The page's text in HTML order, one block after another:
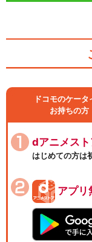
ドコモのケータ
お持ちの方
dアニメス
はじめての方は
アプリ